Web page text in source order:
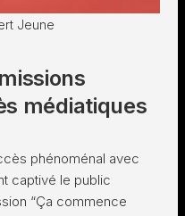
Jeune
médiatiques
phénoménal avec
captivé le public
“Ça commence